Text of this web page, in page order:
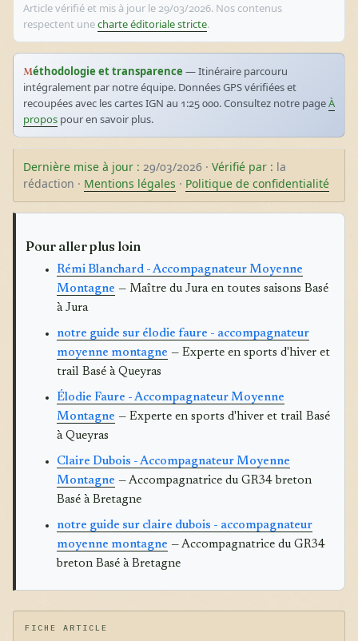
Article vérifié et mis à jour le 29/03/2026. Nos contenus
respectent unecharte éditoriale stricte.
Méthodologie et transparence — Itinéraire parcouru
intégralement par notre équipe. Données GPS vérifiées et
recoupées avec les cartes IGN au 1:25 000. Consultez notre pageÀ
propos pour en savoir plus.
Dernière mise à jour : 29/03/2026 · Vérifié par : la
rédaction · Mentions légales · Politique de confidentialité
Pour aller plus loin
Rémi Blanchard - Accompagnateur Moyenne
Montagne — Maître du Jura en toutes saisons Basé
à Jura
notre guide sur élodie faure - accompagnateur
moyenne montagne — Experte en sports d'hiver et
trail Basé à Queyras
Élodie Faure - Accompagnateur Moyenne
Montagne — Experte en sports d'hiver et trail Basé
à Queyras
Claire Dubois - Accompagnateur Moyenne
Montagne — Accompagnatrice du GR34 breton
Basé à Bretagne
notre guide sur claire dubois - accompagnateur
moyenne montagne — Accompagnatrice du GR34
breton Basé à Bretagne
FICHE ARTICLE